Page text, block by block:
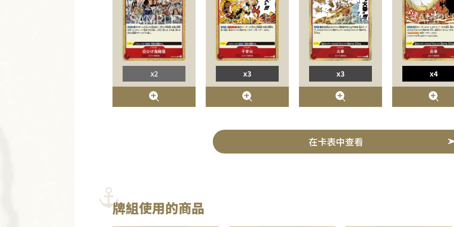
x2 x3 x3 x4
在卡表中查看
牌組使用的商品